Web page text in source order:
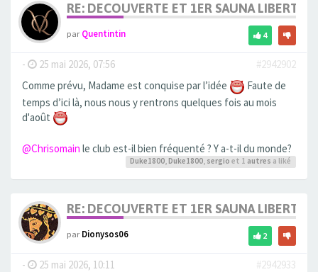
RE: DECOUVERTE ET 1ER SAUNA LIBERTIN
parQuentintin 4
- 25 mai 2026, 07:56
#2942902
Comme prévu, Madame est conquise par l’idée
Faute de
temps d’ici là, nous nous y rentrons quelques fois au mois
d'août
@Chrisomain le club est-il bien fréquenté ? Y a-t-il du monde?
Duke1800, Duke1800, sergio et 1 autres a liké
RE: DECOUVERTE ET 1ER SAUNA LIBERTIN
parDionysos06 2
- 25 mai 2026, 10:11
#2942933